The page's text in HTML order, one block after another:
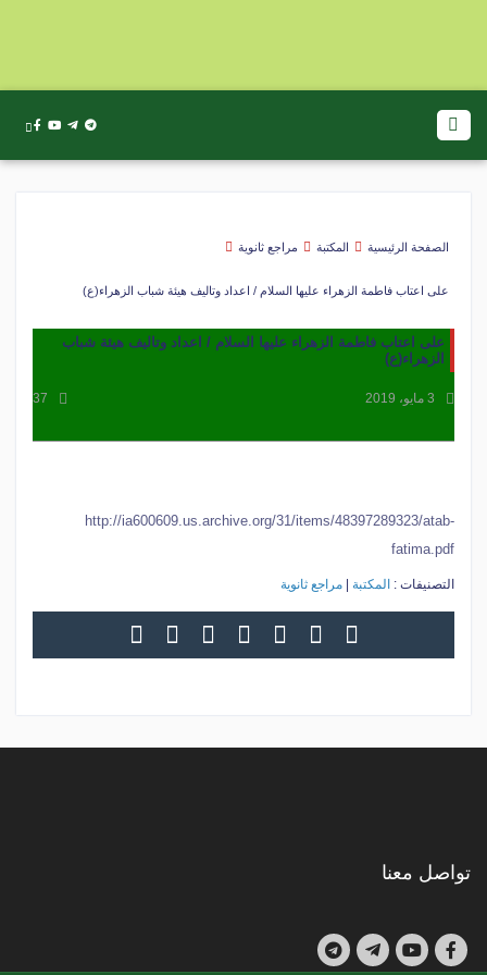
الصفحة الرئيسية المكتبة مراجع ثانوية
على اعتاب فاطمة الزهراء عليها السلام / اعداد وتاليف هيئة شباب الزهراء(ع)
على اعتاب فاطمة الزهراء عليها السلام / اعداد وتاليف هيئة شباب
الزهراء(ع)
3 مايو، 2019 37
http://ia600609.us.archive.org/31/items/48397289323/atab-
fatima.pdf
التصنيفات : المكتبة مراجع ثانوية
تواصل معنا